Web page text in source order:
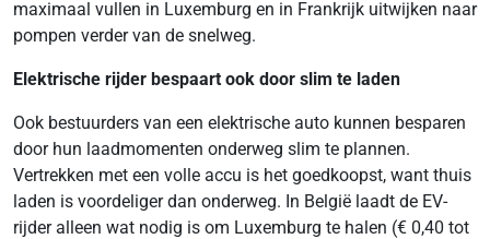
maximaal vullen in Luxemburg en in Frankrijk uitwijken naar
pompen verder van de snelweg.
Elektrische rijder bespaart ook door slim te laden
Ook bestuurders van een elektrische auto kunnen besparen
door hun laadmomenten onderweg slim te plannen.
Vertrekken met een volle accu is het goedkoopst, want thuis
laden is voordeliger dan onderweg. In België laadt de EV-
rijder alleen wat nodig is om Luxemburg te halen (€ 0,40 tot